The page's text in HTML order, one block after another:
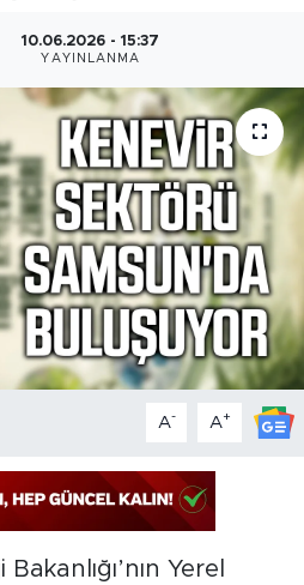
10.06.2026 - 15:37
YAYINLANMA
A- A+
Yerel